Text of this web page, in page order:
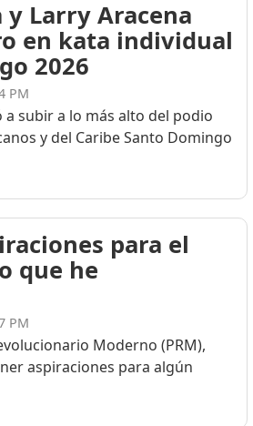
Larry Aracena
en kata individual
2026
PM
subir a lo más alto del podio
y del Caribe Santo Domingo
para el
que he
PM
Moderno (PRM),
aspiraciones para algún